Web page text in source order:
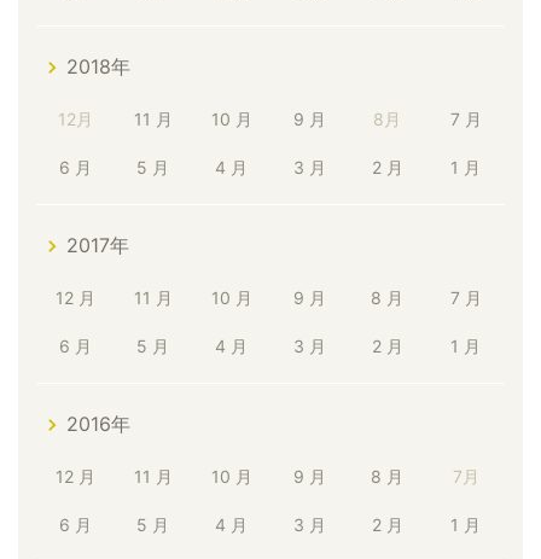
2018年
12月 11 月 10 月 9 月 8月 7 月
6 月 5 月 4 月 3 月 2 月 1 月
2017年
12 月 11 月 10 月 9 月 8 月 7 月
6 月 5 月 4 月 3 月 2 月 1 月
2016年
12 月 11 月 10 月 9 月 8 月 7月
6 月 5 月 4 月 3 月 2 月 1 月